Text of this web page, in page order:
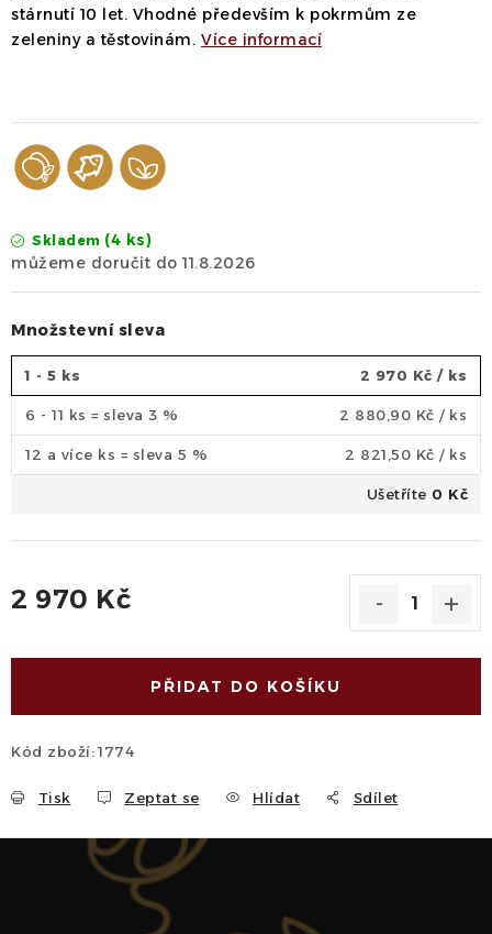
stárnutí 10 let. Vhodné především k pokrmům ze
zeleniny a těstovinám. Více informací
Skladem (4 ks)
11.8.2026
Množstevní sleva
1 - 5 ks 2 970 Kč / ks
6 - 11 ks = sleva 3 % 2 880,90 Kč / ks
12 a více ks = sleva 5 % 2 821,50 Kč / ks
Ušetříte 0 Kč
2 970 Kč
PŘIDAT DO KOŠÍKU
Kód zboží:1774
Tisk Zeptat se Hlídat Sdílet